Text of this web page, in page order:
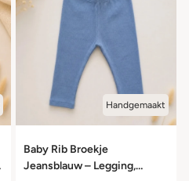
Handgemaakt
Baby Rib Broekje
Jeansblauw – Legging,